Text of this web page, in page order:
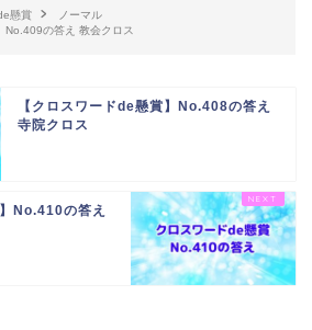
懸賞
ノーマル
No.409の答え 教会クロス
【クロスワードde懸賞】No.408の答え
寺院クロス
No.410の答え